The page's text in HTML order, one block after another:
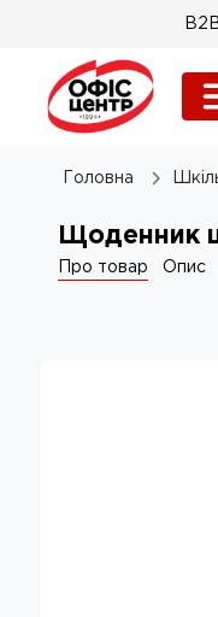
Головна
Щоденник
Про товар Опис